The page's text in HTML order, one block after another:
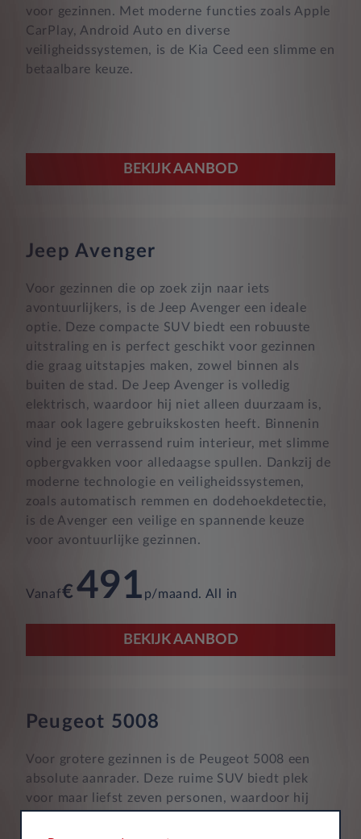
voor gezinnen. Met moderne functies zoals Apple
CarPlay, Android Auto en diverse
veiligheidssystemen, is de Kia Ceed een slimme en
betaalbare keuze.
BEKIJK AANBOD
Jeep Avenger
Voor gezinnen die op zoek zijn naar iets
avontuurlijkers, is de Jeep Avenger een ideale
optie. Deze compacte SUV biedt een robuuste
uitstraling en is perfect geschikt voor gezinnen
die graag uitstapjes maken, zowel binnen als
buiten de stad. De Jeep Avenger is volledig
elektrisch, waardoor hij niet alleen duurzaam is,
maar ook lagere gebruikskosten heeft. Binnenin
vind je een verrassend ruim interieur, met slimme
opbergvakken voor alledaagse spullen. Dankzij de
moderne technologie en veiligheidssystemen,
zoals automatisch remmen en dodehoekdetectie,
is de Avenger een veilige en spannende keuze
voor avontuurlijke gezinnen.
Vanaf€ 491 p/maand. All in
BEKIJK AANBOD
Peugeot 5008
Voor grotere gezinnen is de Peugeot 5008 een
absolute aanrader. Deze ruime SUV biedt plek
voor maar liefst zeven personen, waardoor hij